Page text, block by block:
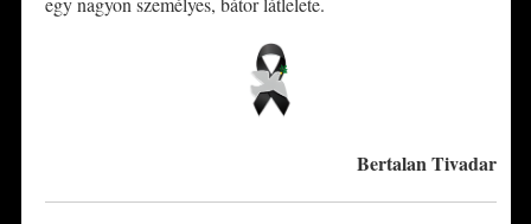
Bertalan Tivadar